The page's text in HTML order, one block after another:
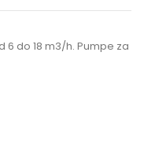
do 18 m3/h. Pumpe za